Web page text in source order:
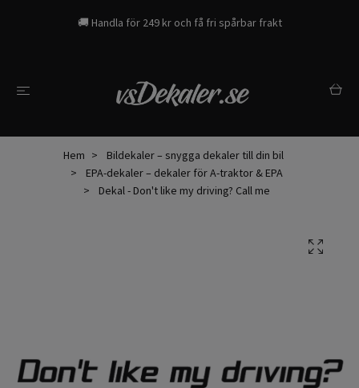
🚚 Handla för 249 kr och få fri spårbar frakt
Hem
Bildekaler – snygga dekaler till din bil
EPA-dekaler – dekaler för A-traktor & EPA
Dekal - Don't like my driving? Call me